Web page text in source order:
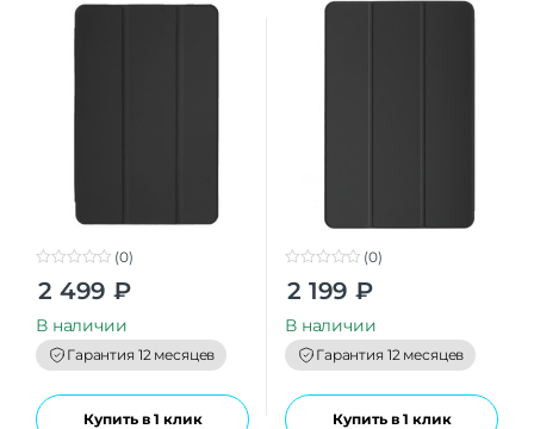
o
t
o
f
5
(0)
2 499 ₽
В наличии
Гарантия 12 месяцев
Купить в 1 клик
Оригинал
o
t
o
f
5
(0)
2 199 ₽
В наличии
Гарантия 12 месяцев
Купить в 1 клик